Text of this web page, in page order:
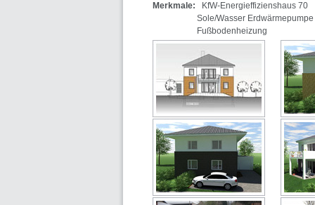
Merkmale: KfW-Energieffizienshaus 70
Sole/Wasser Erdwärmepumpe
Fußbodenheizung